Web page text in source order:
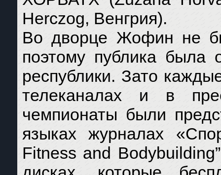
Herczog, Венгрия).
Во дворце Жофин не
поэтому публика была
республики. Зато
телеканалах и в
чемпионаты были
языках журналах
Fitness and